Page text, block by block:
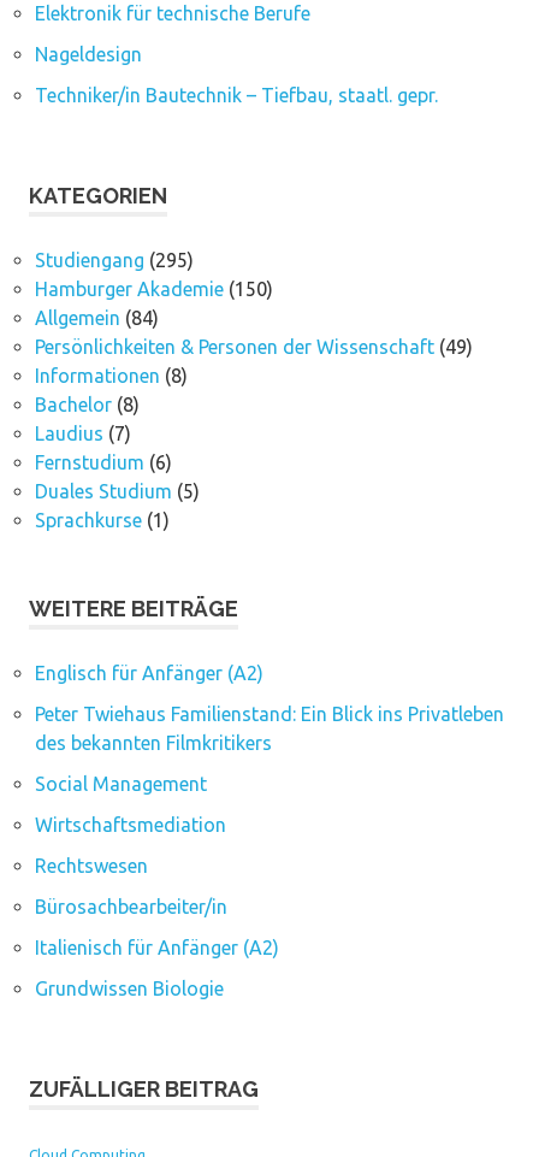
Elektronik für technische Berufe
Nageldesign
Techniker/in Bautechnik – Tiefbau, staatl. gepr.
KATEGORIEN
Studiengang (295)
Hamburger Akademie(150)
Allgemein (84)
Persönlichkeiten & Personen der Wissenschaft(49)
Informationen (8)
Bachelor(8)
Laudius (7)
Fernstudium (6)
Duales Studium (5)
Sprachkurse(1)
WEITERE BEITRÄGE
Englisch für Anfänger (A2)
Peter Twiehaus Familienstand: Ein Blick ins Privatleben
des bekannten Filmkritikers
Social Management
Wirtschaftsmediation
Rechtswesen
Bürosachbearbeiter/in
Italienisch für Anfänger (A2)
Grundwissen Biologie
ZUFÄLLIGER BEITRAG